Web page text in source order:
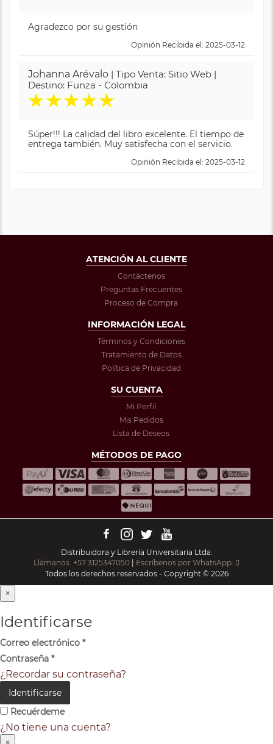
Agradezco por su gestión
Opinión Recibida el: 2025-03-12
Johanna Arévalo | Tipo Venta: Sitio Web |
Destino: Funza - Colombia
★★★★★
Súper!!! La calidad del libro excelente. El tiempo de
entrega también. Muy satisfecha con el servicio.
Opinión Recibida el: 2025-03-12
ATENCIÓN AL CLIENTE
Contáctenos
Preguntas Frecuentes
Proceso de Compra
INFORMACIÓN LEGAL
Términos y Condiciones
Tratamiento de Datos
Política de Privacidad
SU CUENTA
Mi Perfil
Mis Pedidos
Lista de Deseos
MÉTODOS DE PAGO
Distribuidora y Librería Universitaria Ltda.
Llámanos: +57 3125347050
Escríbenos por WhatsApp:
Todos los derechos reservados - Copyright © 2026
×
Identificarse
Correo electrónico *
Contraseña *
¿Recordar su contraseña?
Identificarse
Recuérdeme
¿No tiene una cuenta?